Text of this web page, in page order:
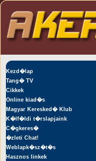
Kezd�lap
Tang� TV
Cikkek
Online kiad�s
Magyar Keresked� Klub
K�lf�ldi t�rslapjaink
C�gkeres�
�zleti Chat!
Weblapk�sz�t�s
Hasznos linkek